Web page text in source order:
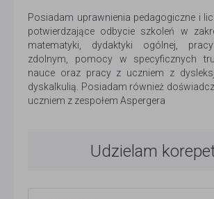
Posiadam uprawnienia pedagogiczne i
potwierdzające odbycie szkoleń w
matematyki, dydaktyki ogólnej,
zdolnym, pomocy w specyficznych
nauce oraz pracy z uczniem z
dyskalkulią. Posiadam również
uczniem z zespołem Aspergera
Udzielam